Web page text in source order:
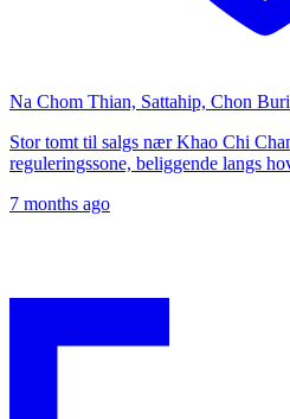
Na Chom Thian, Sattahip, Chon Buri
Stor tomt til salgs nær Khao Chi
reguleringssone, beliggende langs
7 months ago